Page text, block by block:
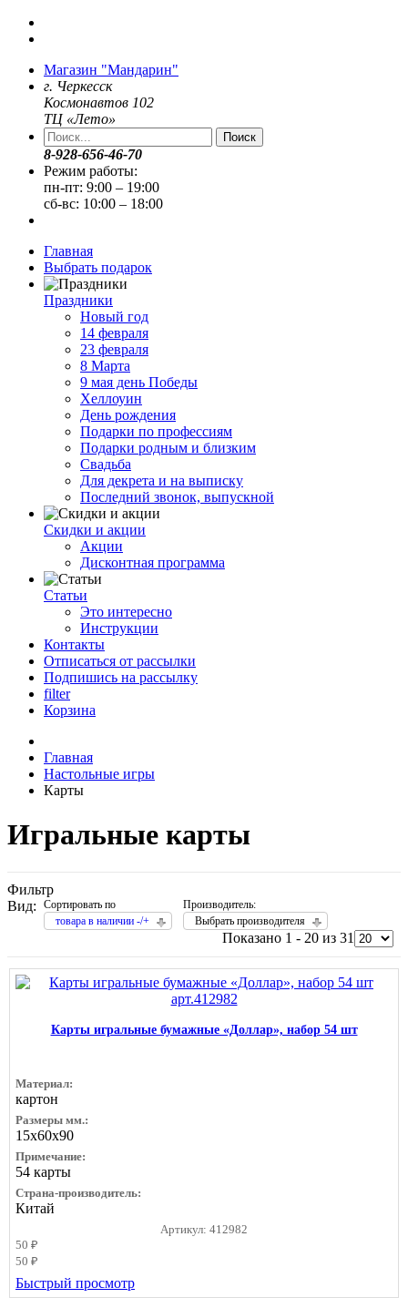
Магазин "Мандарин"
г. Черкесск
Космонавтов 102
ТЦ «Лето»
Поиск
8-928-656-46-70
Режим работы:
пн-пт: 9:00 – 19:00
сб-вс: 10:00 – 18:00
Главная
Выбрать подарок
Праздники
Новый год
14 февраля
23 февраля
8 Марта
9 мая день Победы
Хеллоуин
День рождения
Подарки по профессиям
Подарки родным и близким
Свадьба
Для декрета и на выписку
Последний звонок, выпускной
Скидки и акции
Акции
Дисконтная программа
Статьи
Это интересно
Инструкции
Контакты
Отписаться от рассылки
Подпишись на рассылку
filter
Корзина
Главная
Настольные игры
Карты
Игральные карты
Фильтр
Вид:
Сортировать по
товара в наличии -/+
Производитель:
Выбрать производителя
Показано 1 - 20 из 31
Карты игральные бумажные «Доллар», набор 54 шт
Материал:
картон
Размеры мм.:
15х60х90
Примечание:
54 карты
Страна-производитель:
Китай
Артикул: 412982
50 ₽
50 ₽
Быстрый просмотр